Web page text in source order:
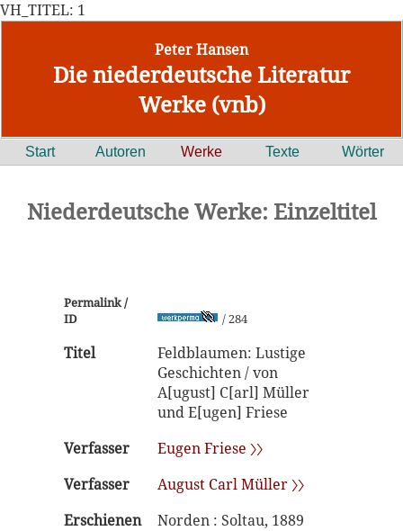
VH_TITEL: 1
Peter Hansen
Die niederdeutsche Literatur
Werke (vnb)
Start Autoren Werke Texte Wörter
Niederdeutsche Werke: Einzeltitel
Permalink /
ID
/ 284
Titel
Feldblaumen: Lustige
Geschichten / von
A[ugust] C[arl] Müller
und E[ugen] Friese
Verfasser
Eugen Friese 〉〉
Verfasser
August Carl Müller 〉〉
Erschienen
Norden : Soltau, 1889